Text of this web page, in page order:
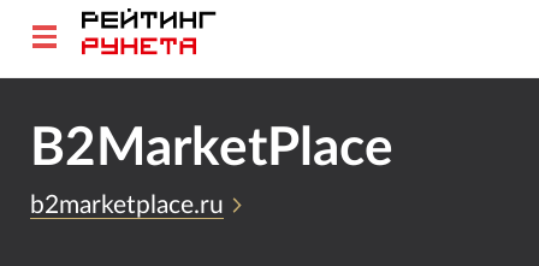
B2MarketPlace
b2marketplace.ru